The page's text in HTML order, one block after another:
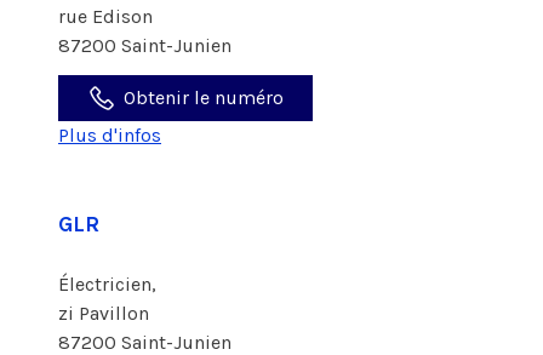
rue Edison
87200 Saint-Junien
Obtenir le numéro
Plus d'infos
GLR
Électricien,
zi Pavillon
87200 Saint-Junien